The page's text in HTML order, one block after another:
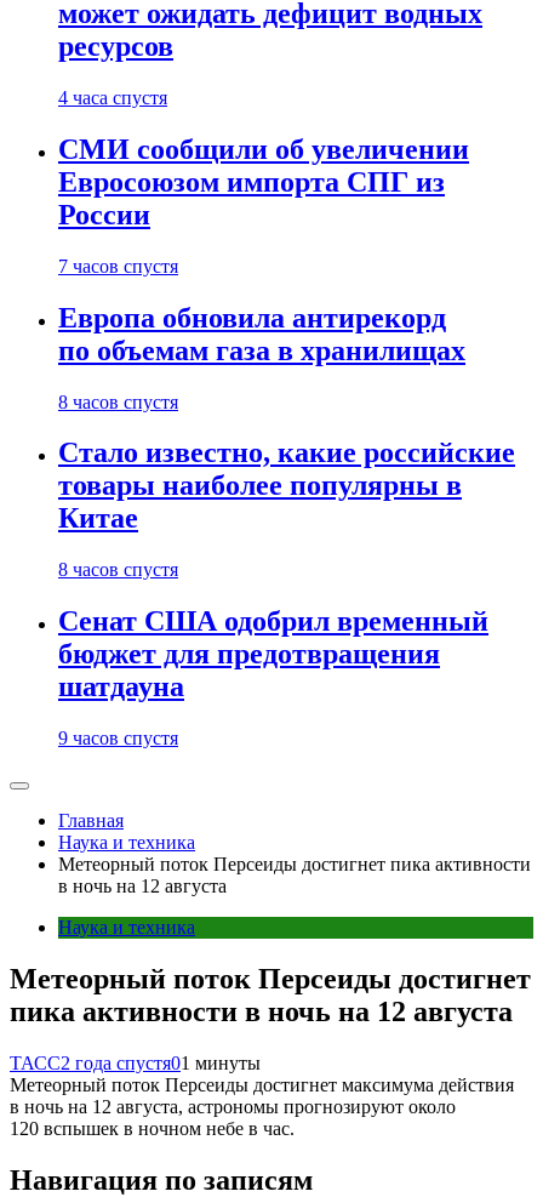
может ожидать дефицит водных
ресурсов
4 часа спустя
СМИ сообщили об увеличении
Евросоюзом импорта СПГ из
России
7 часов спустя
Европа обновила антирекорд
по объемам газа в хранилищах
8 часов спустя
Стало известно, какие российские
товары наиболее популярны в
Китае
8 часов спустя
Сенат США одобрил временный
бюджет для предотвращения
шатдауна
9 часов спустя
Главная
Наука и техника
Метеорный поток Персеиды достигнет пика активности
в ночь на 12 августа
Наука и техника
Метеорный поток Персеиды достигнет
пика активности в ночь на 12 августа
ТАСС2 года спустя01 минуты
Метеорный поток Персеиды достигнет максимума действия
в ночь на 12 августа, астрономы прогнозируют около
120 вспышек в ночном небе в час.
Навигация по записям